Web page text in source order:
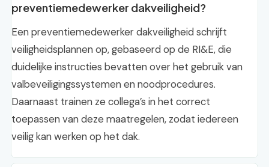
preventiemedewerker dakveiligheid?
Een preventiemedewerker dakveiligheid schrijft
veiligheidsplannen op, gebaseerd op de RI&E, die
duidelijke instructies bevatten over het gebruik van
valbeveiligingssystemen en noodprocedures.
Daarnaast trainen ze collega’s in het correct
toepassen van deze maatregelen, zodat iedereen
veilig kan werken op het dak.